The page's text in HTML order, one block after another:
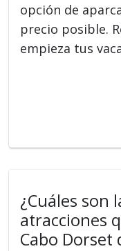
opción de
precio posible.
empieza tus
¿Cuáles son
atracciones
Cabo Dorset